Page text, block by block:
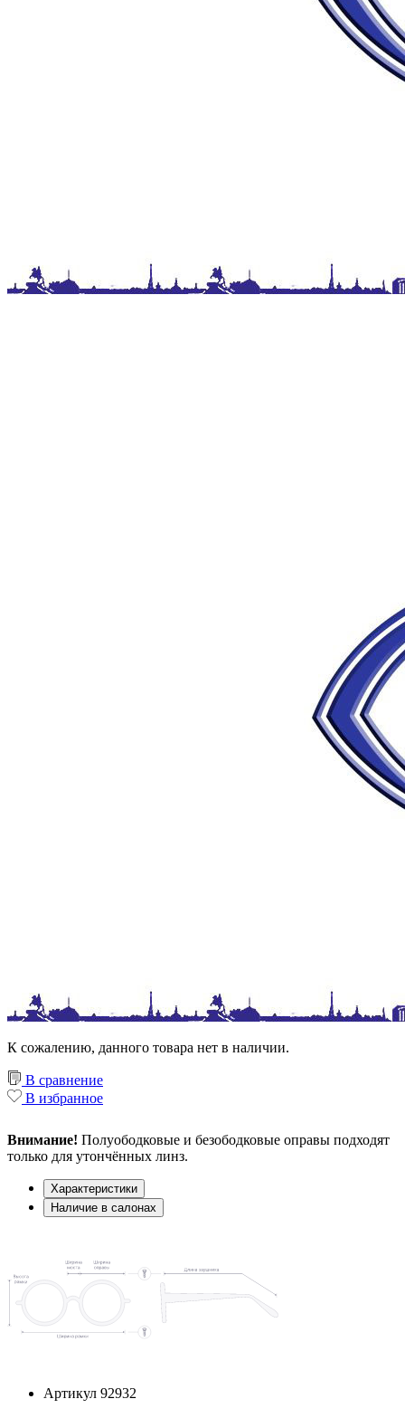
К сожалению, данного товара нет в наличии.
В сравнение
В избранное
Внимание! Полуободковые и безободковые оправы подходят
только для утончённых линз.
Характеристики
Наличие в салонах
Артикул 92932